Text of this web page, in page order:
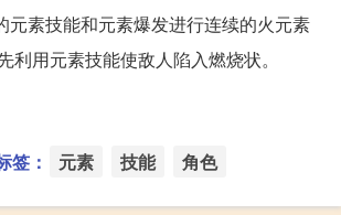
元素技能和元素爆发进行连续的火元素
利用元素技能使敌人陷入燃烧状。
签： 元素 技能 角色